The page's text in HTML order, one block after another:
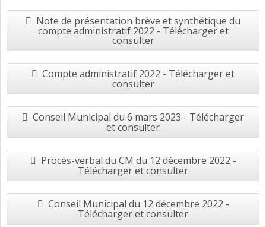
Note de présentation brève et synthétique du
compte administratif 2022 - Télécharger et
consulter
Compte administratif 2022 - Télécharger et
consulter
Conseil Municipal du 6 mars 2023 - Télécharger
et consulter
Procès-verbal du CM du 12 décembre 2022 -
Télécharger et consulter
Conseil Municipal du 12 décembre 2022 -
Télécharger et consulter